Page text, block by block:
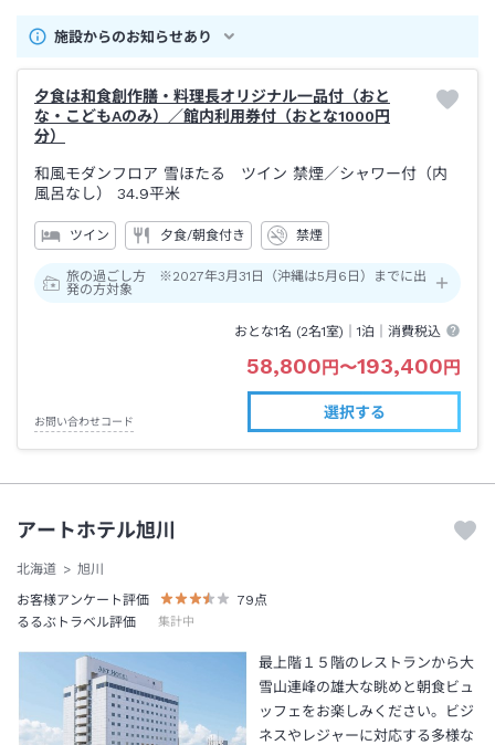
施設からのお知らせあり
夕食は和食創作膳・料理長オリジナル一品付（おと
な・こどもAのみ）／館内利用券付（おとな1000円
分）
和風モダンフロア 雪ほたる ツイン 禁煙／シャワー付（内
風呂なし） 34.9平米
ツイン 夕食/朝食付き 禁煙
旅の過ごし方 ※2027年3月31日（沖縄は5月6日）までに出
発の方対象
おとな1名 (2名1室)｜1泊 ｜消費税込
58,800 円 〜193,400 円
お問い合わせコード
選択する
アートホテル旭川
北海道
旭川
お客様アンケート評価
79 点
るるぶトラベル評価
集計中
最上階１５階のレストランから大
雪山連峰の雄大な眺めと朝食ビュ
ッフェをお楽しみください。ビジ
ネスやレジャーに対応する多様な